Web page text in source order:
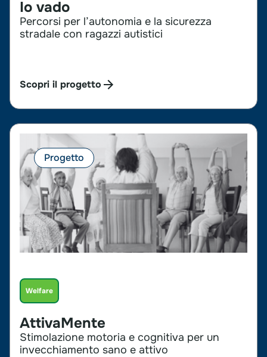
Io vado
Percorsi per l’autonomia e la sicurezza
stradale con ragazzi autistici
Scopri il progetto
Progetto
Welfare
AttivaMente
Stimolazione motoria e cognitiva per un
invecchiamento sano e attivo